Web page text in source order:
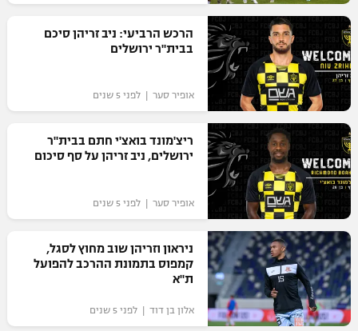
הרכש הרביעי: ניב זריהן סיכם
בבית"ר ירושלים
אופיר סער | לפני 5 שנים
ריצ'מונד בואצ'י חתם בבית"ר
ירושלים, ניב זריהן על סף סיכום
אופיר סער | לפני 5 שנים
ניראון וזריהן שוב מחוץ לסגל,
קמפוס בתמונת ההרכב להפועל
ת"א
אלון בן דוד | לפני 5 שנים